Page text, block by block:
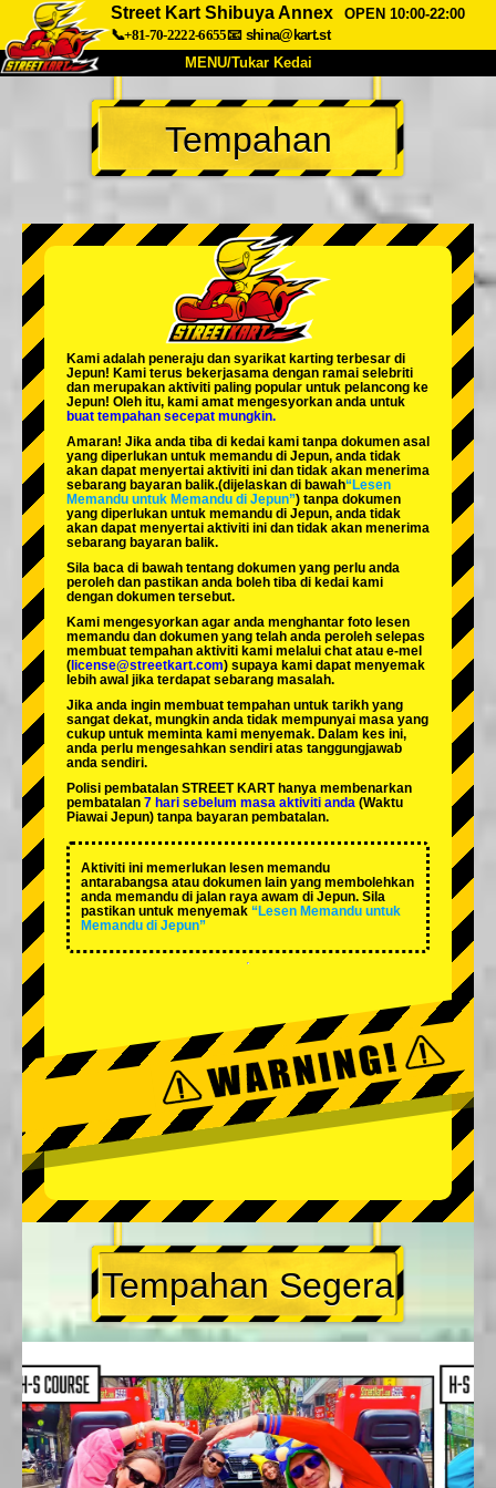
Street Kart Shibuya Annex
OPEN 10:00-22:00
📞+81-70-2222-6655📧 shina@kart.st
MENU/Tukar Kedai
UTAMA
Tentang Spesifikasi Harga
Syarikat Tempahan
Tukar Kedai
Tokyo Shinagawa Tokyo Akihabara#1
Tokyo Akihabara#2
Tokyo Shibuya Annex Tokyo Bay
Tokyo Asakusa Osaka
Okinawa
Tempahan
Kami adalah peneraju dan syarikat karting terbesar di
Jepun! Kami terus bekerjasama dengan ramai selebriti
dan merupakan aktiviti paling popular untuk pelancong ke
Jepun! Oleh itu, kami amat mengesyorkan anda untuk
buat tempahan secepat mungkin.
Amaran! Jika anda tiba di kedai kami tanpa dokumen asal
yang diperlukan untuk memandu di Jepun, anda tidak
akan dapat menyertai aktiviti ini dan tidak akan menerima
sebarang bayaran balik.(dijelaskan di bawah“Lesen
Memandu untuk Memandu di Jepun”) tanpa dokumen
yang diperlukan untuk memandu di Jepun, anda tidak
akan dapat menyertai aktiviti ini dan tidak akan menerima
sebarang bayaran balik.
Sila baca di bawah tentang dokumen yang perlu anda
peroleh dan pastikan anda boleh tiba di kedai kami
dengan dokumen tersebut.
Kami mengesyorkan agar anda menghantar foto lesen
memandu dan dokumen yang telah anda peroleh selepas
membuat tempahan aktiviti kami melalui chat atau e-mel
( license@streetkart.com) supaya kami dapat menyemak
lebih awal jika terdapat sebarang masalah.
Jika anda ingin membuat tempahan untuk tarikh yang
sangat dekat, mungkin anda tidak mempunyai masa yang
cukup untuk meminta kami menyemak. Dalam kes ini,
anda perlu mengesahkan sendiri atas tanggungjawab
anda sendiri.
Polisi pembatalan STREET KART hanya membenarkan
pembatalan 7 hari sebelum masa aktiviti anda (Waktu
Piawai Jepun) tanpa bayaran pembatalan.
Aktiviti ini memerlukan lesen memandu
antarabangsa atau dokumen lain yang membolehkan
anda memandu di jalan raya awam di Jepun. Sila
pastikan untuk menyemak “Lesen Memandu untuk
Memandu di Jepun”
Tempahan Segera